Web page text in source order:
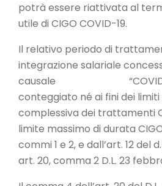
potrà essere riattivata al
utile di CIGO COVID-19.
Il relativo periodo di
integrazione salariale
causale “COVID-
conteggiato né ai fini dei
complessiva dei trattamenti
limite massimo di durata
commi 1 e 2, e dall’art. 12 del
art. 20, comma 2 D.L. 23